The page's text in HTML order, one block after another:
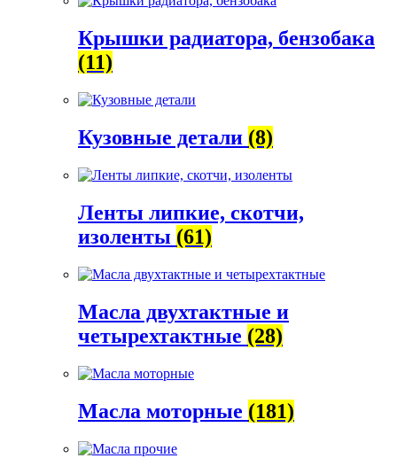
Крышки радиатора, бензобака
(11)
Кузовные детали (8)
Ленты липкие, скотчи,
изоленты (61)
Масла двухтактные и
четырехтактные (28)
Масла моторные (181)